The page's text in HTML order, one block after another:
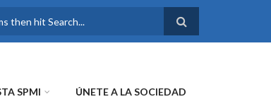
DE
SPMI ÚNETE A LA SOCIEDAD